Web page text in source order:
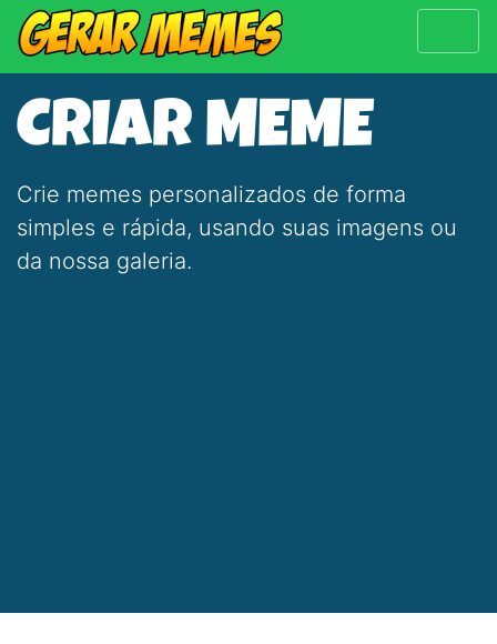
CRIAR MEME
Crie memes personalizados de forma
simples e rápida, usando suas imagens ou
da nossa galeria.